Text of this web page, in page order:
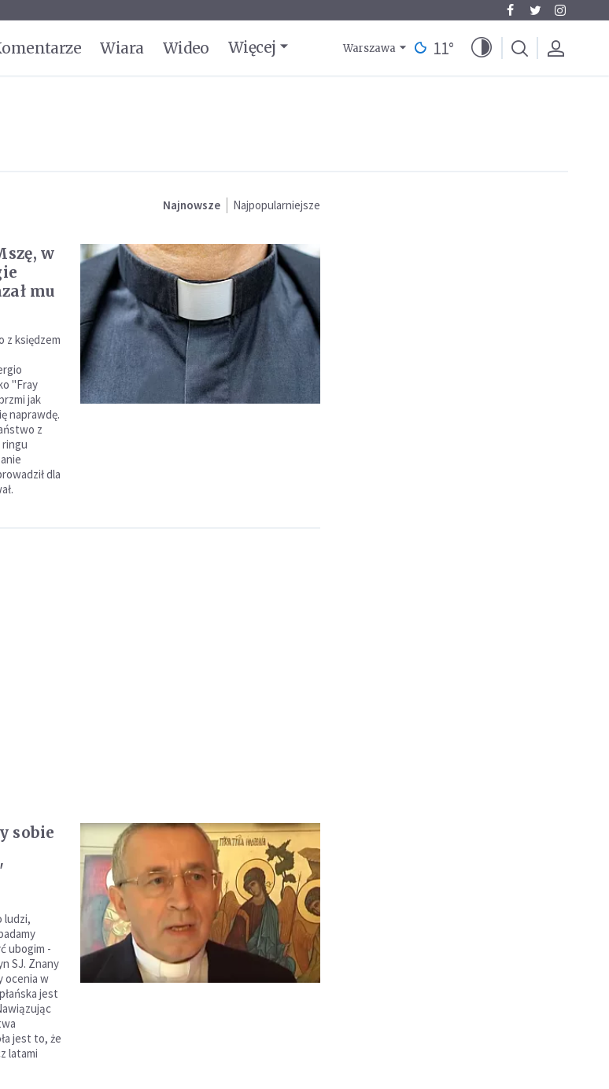
Wiara Wideo Więcej Warszawa 11°
Najnowsze Najpopularniejsze
w
mu
z księdzem
"Fray
jak
naprawdę.
z
ringu
dla
sobie
ludzi,
ubogim -
SJ. Znany
ocenia w
jest
jest to, że
latami